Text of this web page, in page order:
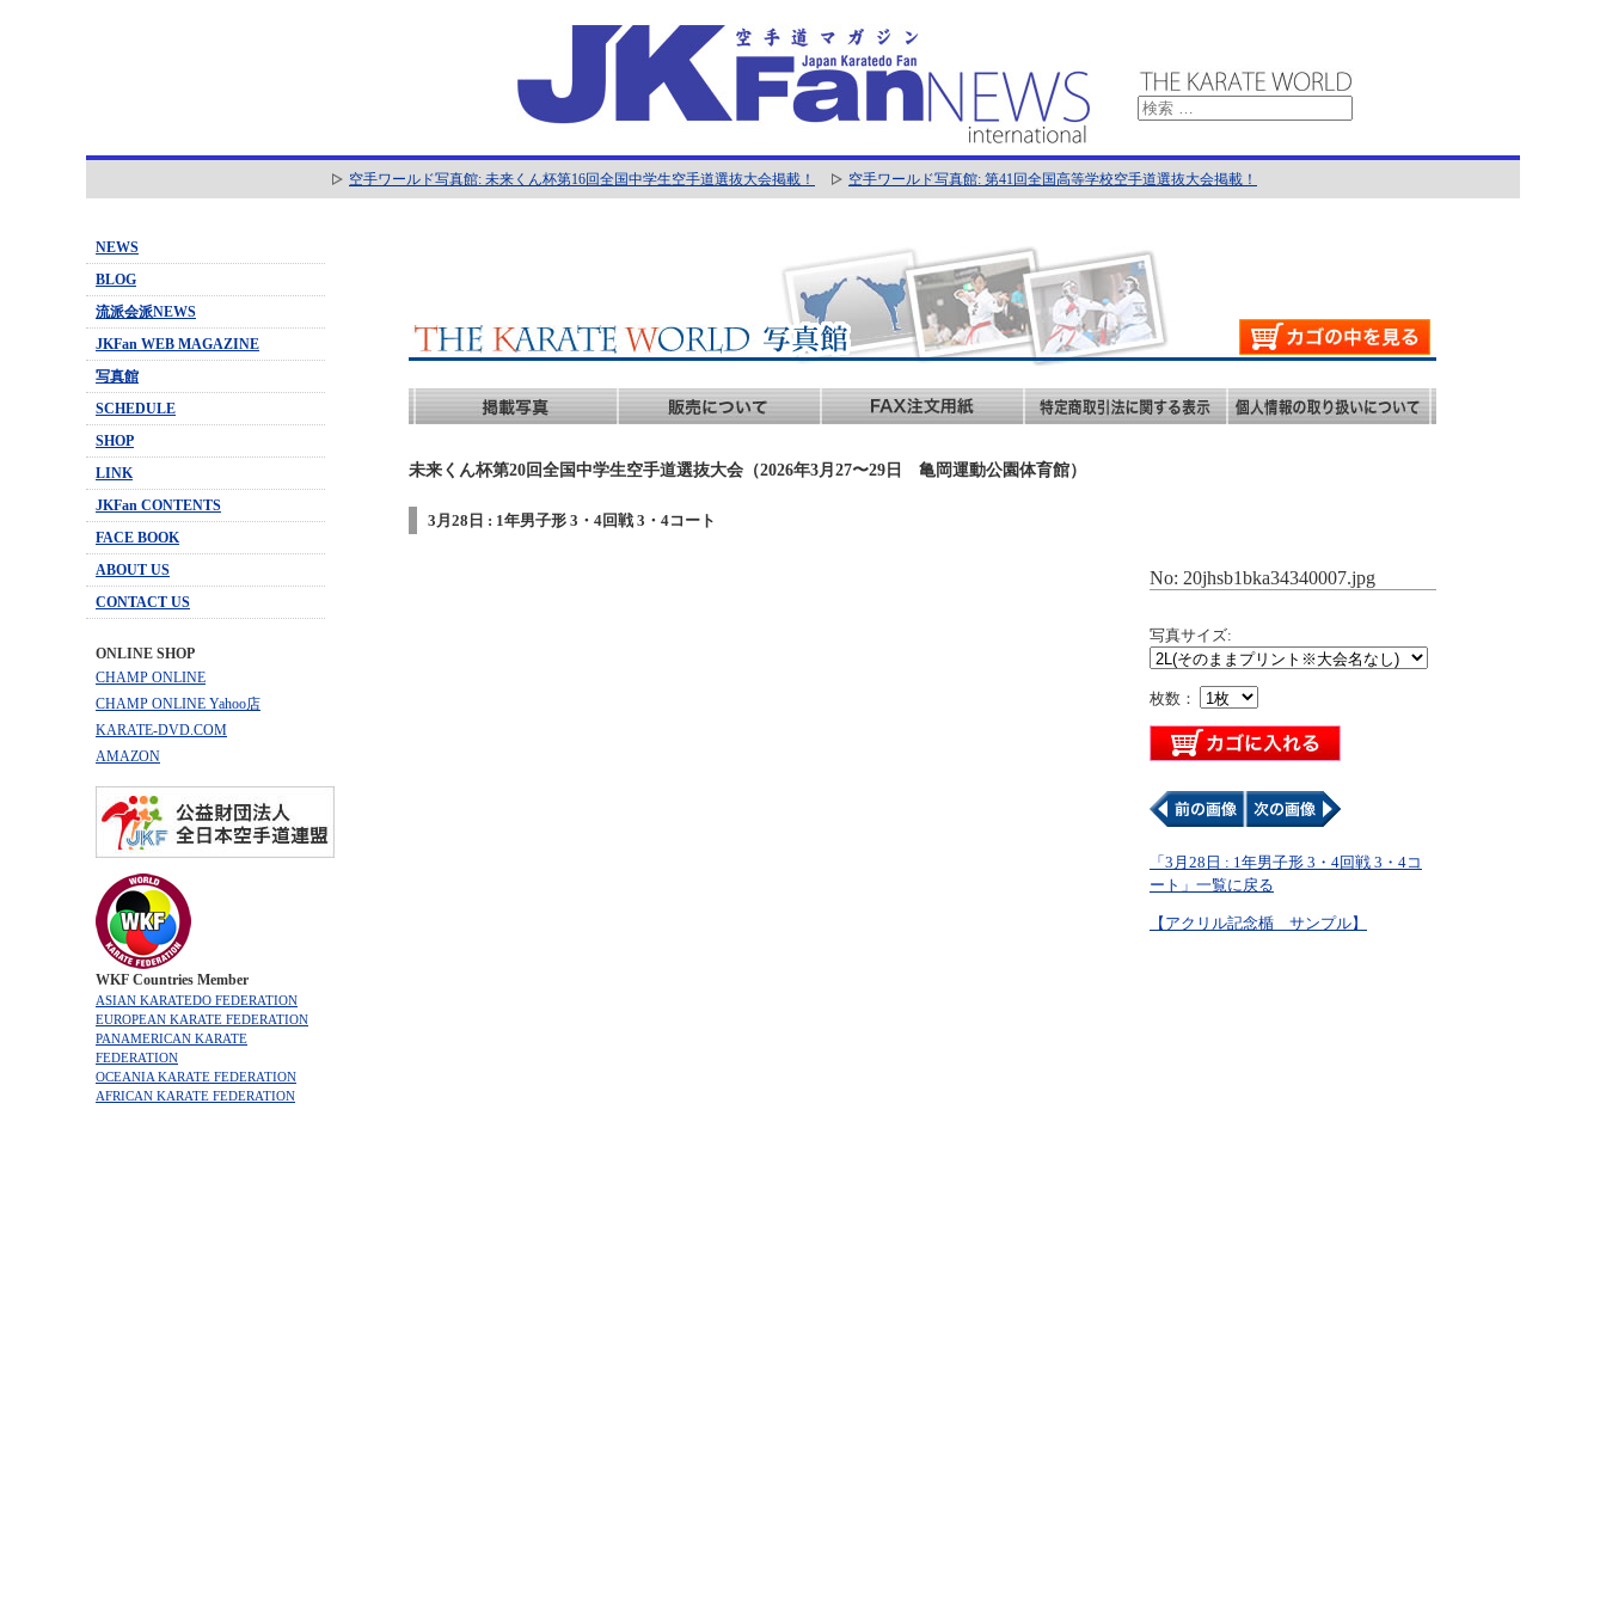
空手ワールド写真館: 未来くん杯第16回全国中学生空手道選抜大会掲載！ 空手ワールド写真館: 第41回全国高等学校空手道選抜大会掲載！
NEWS
BLOG
流派会派NEWS
JKFan WEB MAGAZINE
写真館
SCHEDULE
SHOP
LINK
JKFan CONTENTS
FACE BOOK
ABOUT US
CONTACT US
ONLINE SHOP
CHAMP ONLINE
CHAMP ONLINE Yahoo店
KARATE-DVD.COM
AMAZON
WKF Countries Member
ASIAN KARATEDO FEDERATION
EUROPEAN KARATE FEDERATION
PANAMERICAN KARATE
FEDERATION
OCEANIA KARATE FEDERATION
AFRICAN KARATE FEDERATION
未来くん杯第20回全国中学生空手道選抜大会（2026年3月27〜29日 亀岡運動公園体育館）
3月28日 : 1年男子形 3・4回戦 3・4コート
No: 20jhsb1bka34340007.jpg
写真サイズ:
枚数：
「3月28日 : 1年男子形 3・4回戦 3・4コ
ート」一覧に戻る
【アクリル記念楯 サンプル】